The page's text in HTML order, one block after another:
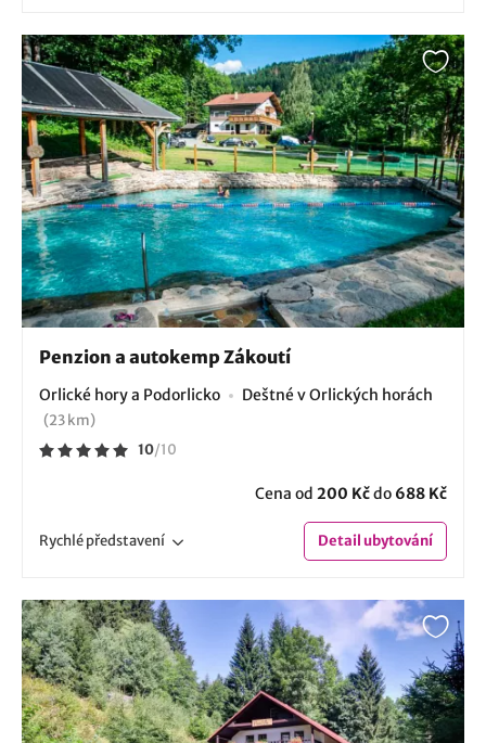
Penzion a autokemp Zákoutí
Orlické hory a Podorlicko Deštné v Orlických horách
(23 km)
10/10
Cena od 200 Kčdo 688 Kč
Rychlépředstavení Detailubytování